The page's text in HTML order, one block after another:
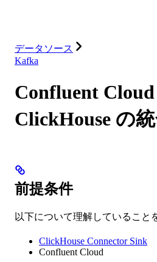
データソース
Kafka
Confluent Cloud
ClickHouse の
前提条件
以下について理解していること
ClickHouse Connector Sink
Confluent Cloud